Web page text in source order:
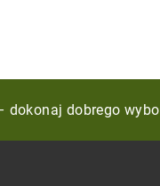
do herbaty
dokonaj dobrego
imitujące